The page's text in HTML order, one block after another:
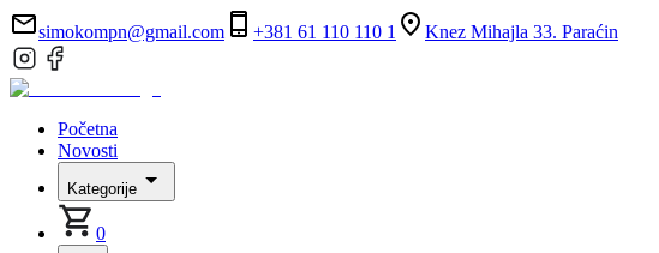
simokompn@gmail.com +381 61 110 110 1 Knez Mihajla 33. Paraćin
Početna
Novosti
Kategorije
0